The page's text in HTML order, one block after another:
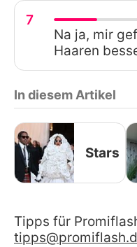
7
Na ja, mir
Haaren
In diesem Artikel
Stars
Tipps für